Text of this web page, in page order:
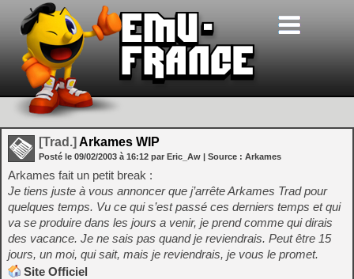
[Trad.] Arkames WIP
Posté le 09/02/2003 à 16:12 par Eric_Aw | Source : Arkames
Arkames fait un petit break :
Je tiens juste à vous annoncer que j’arrête Arkames Trad pour
quelques temps. Vu ce qui s’est passé ces derniers temps et qui
va se produire dans les jours a venir, je prend comme qui dirais
des vacance. Je ne sais pas quand je reviendrais. Peut être 15
jours, un moi, qui sait, mais je reviendrais, je vous le promet.
Site Officiel